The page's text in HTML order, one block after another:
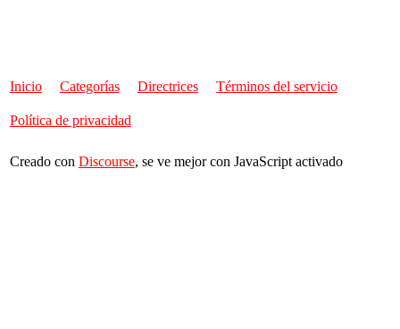
Inicio Categorías Directrices Términos del servicio
Política de privacidad
Creado con Discourse, se ve mejor con JavaScript activado